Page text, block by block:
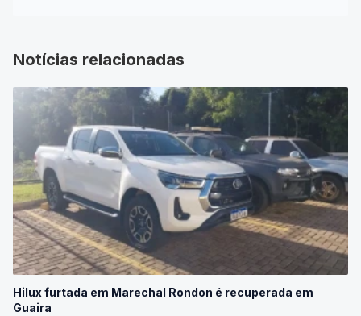
Notícias relacionadas
Hilux furtada em Marechal Rondon é recuperada em
Guaira